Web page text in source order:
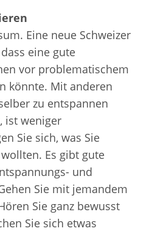
Eine neue Schweizer
eine gute
vor problematischem
könnte. Mit anderen
zu entspannen
ist weniger
Sie sich, was Sie
Es gibt gute
und
Sie mit jemandem
Sie ganz bewusst
Sie sich etwas